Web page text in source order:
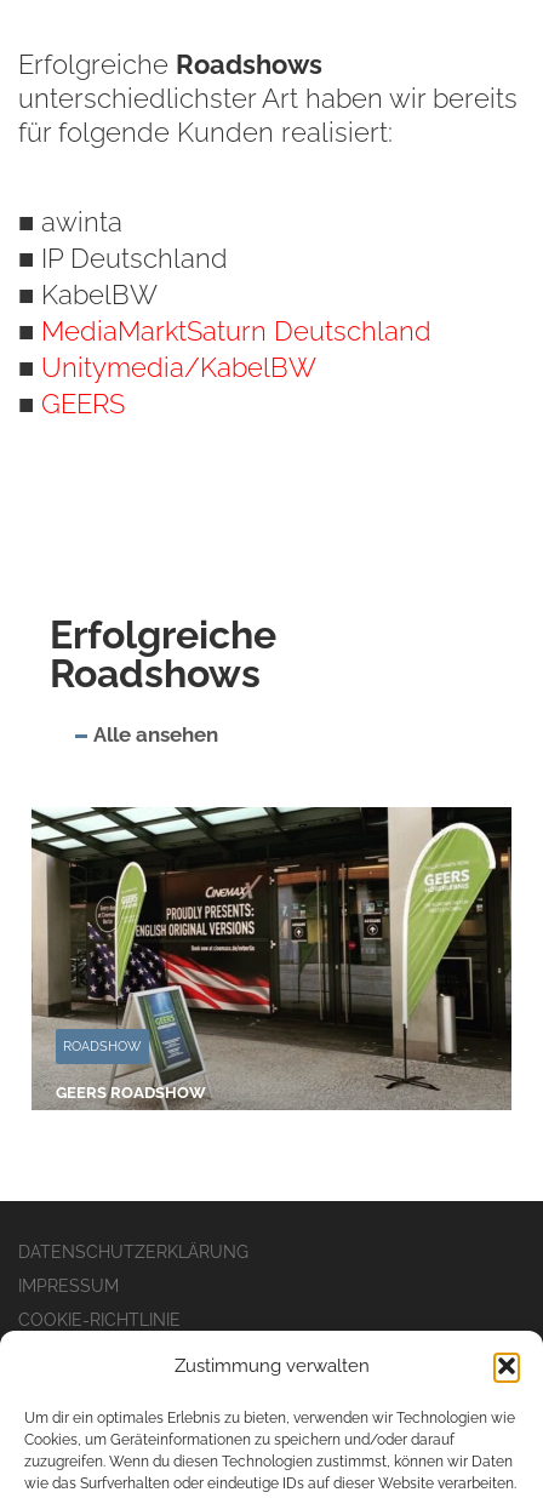
Zustimmung verwalten
Um dir ein optimales Erlebnis zu bieten, verwenden wir Technologien wie
Cookies, um Geräteinformationen zu speichern und/oder darauf
zuzugreifen. Wenn du diesen Technologien zustimmst, können wir Daten
wie das Surfverhalten oder eindeutige IDs auf dieser Website verarbeiten.
Erfolgreiche Roadshows
unterschiedlichster Art haben wir bereits
für folgende Kunden realisiert:
■ awinta
■ IP Deutschland
■ KabelBW
■ MediaMarktSaturn Deutschland
■ Unitymedia/KabelBW
■ GEERS
Erfolgreiche
Roadshows
Alle ansehen
ROADSHOW
GEERS ROADSHOW
DATENSCHUTZERKLÄRUNG
IMPRESSUM
COOKIE-RICHTLINIE
movendi GmbH
Rösrather Straße 1